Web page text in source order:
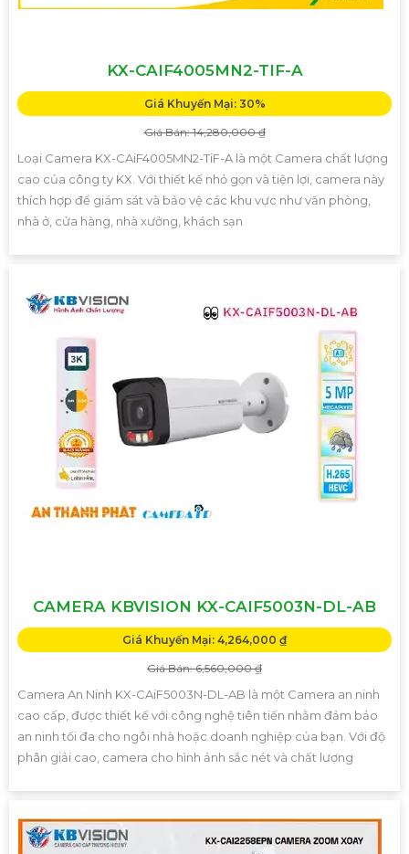
KX-CAIF4005MN2-TIF-A
Giá Khuyến Mại: 30%
Giá Bán: 14,280,000 ₫
Loại Camera KX-CAiF4005MN2-TiF-A là một Camera chất lượng
cao của công ty KX. Với thiết kế nhỏ gọn và tiện lợi, camera này
thích hợp để giám sát và bảo vệ các khu vực như văn phòng,
nhà ở, cửa hàng, nhà xưởng, khách sạn
CAMERA KBVISION KX-CAIF5003N-DL-AB
Giá Khuyến Mại: 4,264,000 ₫
Giá Bán: 6,560,000 ₫
Camera An Ninh KX-CAiF5003N-DL-AB là một Camera an ninh
cao cấp, được thiết kế với công nghệ tiên tiến nhằm đảm bảo
an ninh tối đa cho ngôi nhà hoặc doanh nghiệp của bạn. Với độ
phân giải cao, camera cho hình ảnh sắc nét và chất lượng